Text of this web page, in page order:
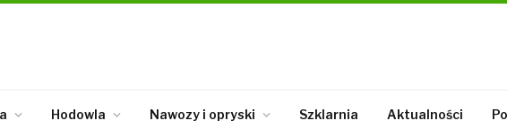
Hodowla Nawozy i opryski Szklarnia Aktualności